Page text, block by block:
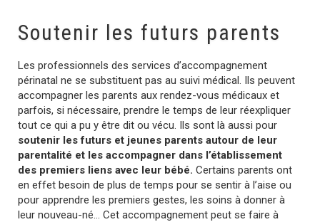
Soutenir les futurs parents
Les professionnels des services d’accompagnement
périnatal ne se substituent pas au suivi médical. Ils peuvent
accompagner les parents aux rendez-vous médicaux et
parfois, si nécessaire, prendre le temps de leur réexpliquer
tout ce qui a pu y être dit ou vécu. Ils sont là aussi pour
soutenir les futurs et jeunes parents autour de leur
parentalité et les accompagner dans l’établissement
des premiers liens avec leur bébé. Certains parents ont
en effet besoin de plus de temps pour se sentir à l’aise ou
pour apprendre les premiers gestes, les soins à donner à
leur nouveau-né… Cet accompagnement peut se faire à